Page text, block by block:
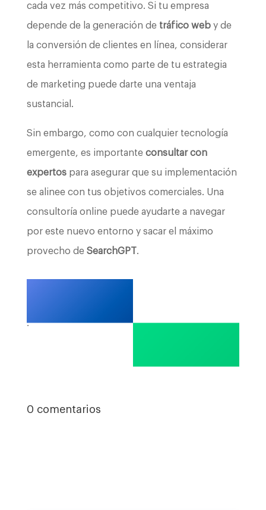
cada vez más competitivo. Si tu empresa
depende de la generación de tráfico weby de
la conversión de clientes en línea, considerar
esta herramienta como parte de tu estrategia
de marketing puede darte una ventaja
sustancial.
Sin embargo, como con cualquier tecnología
emergente, es importante consultar con
expertospara asegurar que su implementación
se alinee con tus objetivos comerciales. Una
consultoría online puede ayudarte a navegar
por este nuevo entorno y sacar el máximo
provecho de SearchGPT.
.
0 comentarios